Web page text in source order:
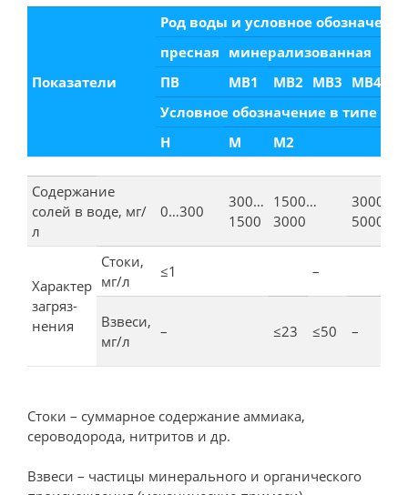
Показатели
Род воды и условное
пресная минерализованная
ПВ
МВ1 МВ2 МВ3 МВ4
Условное обозначение в типе
Н
М М2
Содержание
солей в воде, мг/
л
0…300
300…
1500
1500…
3000
3000…
5000
Характер
загряз­
нения
Стоки,
мг/л
≤1 –
Взвеси,
мг/л
– ≤23 ≤50 –
Стоки – суммарное содержание аммиака,
сероводорода, нитритов и др.
Взвеси – частицы минерального и органического